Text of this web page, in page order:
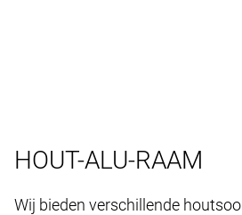
HOUT-ALU-RAAM
Wij bieden verschillende